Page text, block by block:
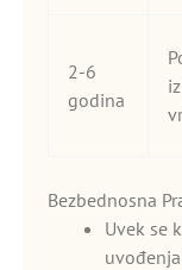
2-6
godina
Bezbednosna
Uvek se